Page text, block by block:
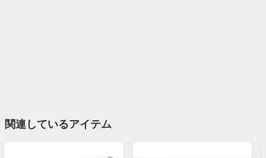
関連しているアイテム